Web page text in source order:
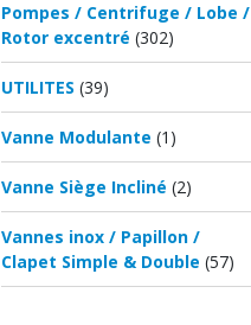
Pompes / Centrifuge / Lobe /
Rotor excentré (302)
UTILITES (39)
Vanne Modulante (1)
Vanne Siège Incliné (2)
Vannes inox / Papillon /
Clapet Simple & Double (57)